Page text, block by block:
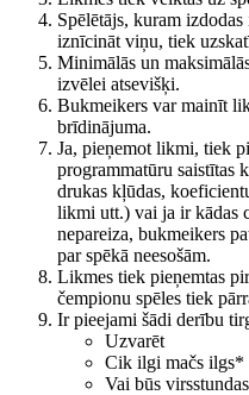
Spēlētājs, kuram
iznīcināt viņu, tiek
Minimālās un
izvēlei atsevišķi.
Bukmeikers var mainīt
brīdinājuma.
Ja, pieņemot likmi, tiek
programmatūru saistītas
drukas kļūdas,
likmi utt.) vai ja ir kādas
nepareiza, bukmeikers
par spēkā neesošām.
Likmes tiek pieņemtas
čempionu spēles tiek
Ir pieejami šādi derību
Uzvarēt
Cik ilgi mačs ilgs*
Vai būs